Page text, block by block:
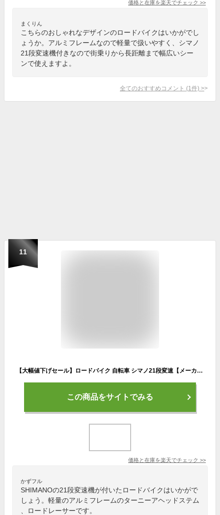
価格と在庫を楽天でチェック >>
まくりん
こちらのおしゃれなデザインのロードバイクはいかがでし
ょうか。アルミフレームなので軽量で扱いやすく、シマノ
21段変速機付きなので街乗りから長距離まで幅広いシー
ンで使えますよ。
全てのおすすめコメント (1 件) >
11
【大幅値下げセール】ロードバイク 自転車 シマノ21段変速【メーカー直営店】27インチ相当 700C 700×28C 軽量 アルミフレーム Tourney ターニー アヘッドステム ロードレーサー 街乗り ストリート おしゃれ スポーツバイク カノーバー ウラノス CANOVER CAR-015 UARNOS
この商品をサイトでみる
価格と在庫を楽天でチェック >>
かずフル
SHIMANOの21段変速機が付いたロードバイクはいかがで
しょう。軽量のアルミフレームのターニーアヘッドステム
、ロードレーサーです。